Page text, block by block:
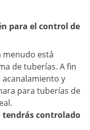
para el control de
menudo está
de tuberías. A fin
y
para tuberías de
tendrás controlado